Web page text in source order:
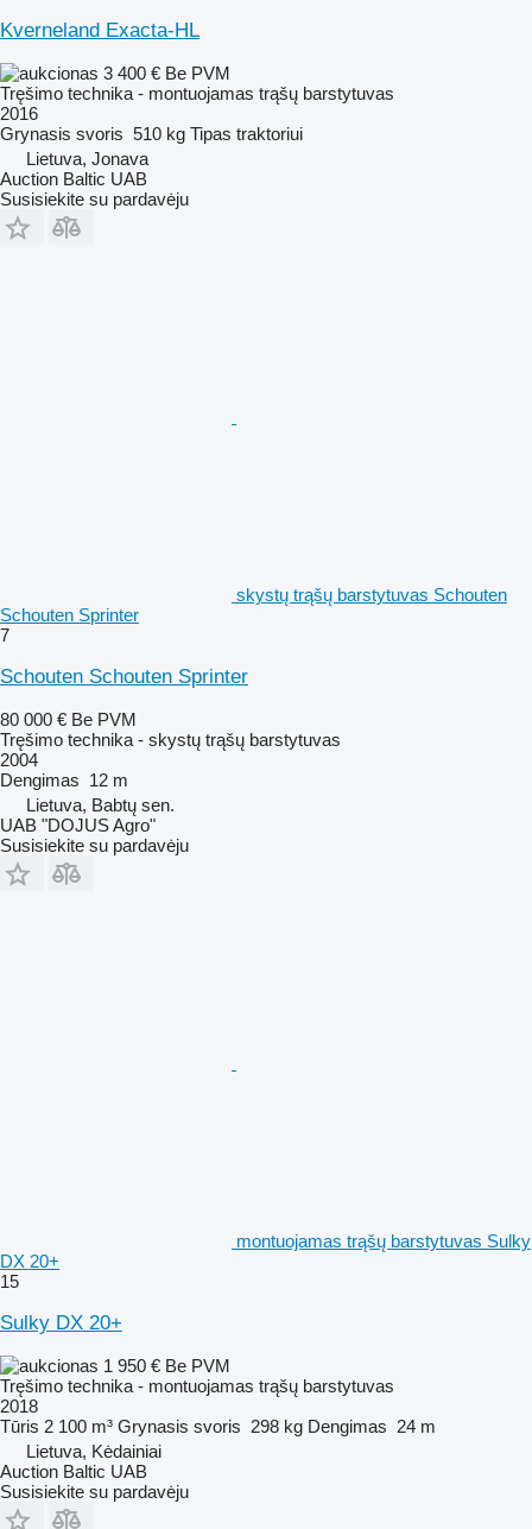
Kverneland Exacta-HL
3 400 € Be PVM
Tręšimo technika - montuojamas trąšų barstytuvas
2016
Grynasis svoris 510 kg Tipas traktoriui
Lietuva, Jonava
Auction Baltic UAB
Susisiekite su pardavėju
skystų trąšų barstytuvas Schouten
Schouten Sprinter
7
Schouten Schouten Sprinter
80 000 € Be PVM
Tręšimo technika - skystų trąšų barstytuvas
2004
Dengimas 12 m
Lietuva, Babtų sen.
UAB "DOJUS Agro"
Susisiekite su pardavėju
montuojamas trąšų barstytuvas Sulky
DX 20+
15
Sulky DX 20+
1 950 € Be PVM
Tręšimo technika - montuojamas trąšų barstytuvas
2018
Tūris 2 100 m³ Grynasis svoris 298 kg Dengimas 24 m
Lietuva, Kėdainiai
Auction Baltic UAB
Susisiekite su pardavėju